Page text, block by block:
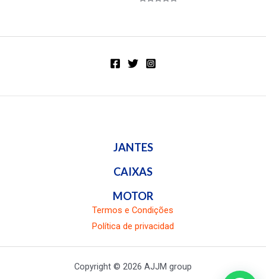
5
JANTES
CAIXAS
MOTOR
Termos e Condições
Política de privacidad
Copyright © 2026 AJJM group